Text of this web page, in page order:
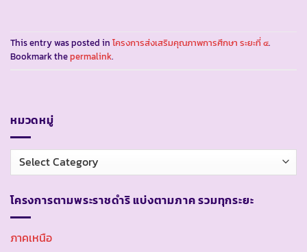
This entry was posted in โครงการส่งเสริมคุณภาพการศึกษา ระยะที่ ๔.
Bookmark thepermalink.
หมวดหมู่
หมวด
หมู่
โครงการตามพระราชดำริ แบ่งตามภาค รวมทุกระยะ
ภาคเหนือ